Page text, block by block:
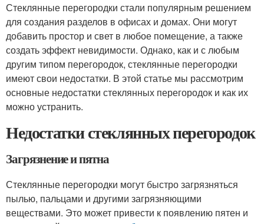
Стеклянные перегородки стали популярным решением
для создания разделов в офисах и домах. Они могут
добавить простор и свет в любое помещение, а также
создать эффект невидимости. Однако, как и с любым
другим типом перегородок, стеклянные перегородки
имеют свои недостатки. В этой статье мы рассмотрим
основные недостатки стеклянных перегородок и как их
можно устранить.
Недостатки стеклянных перегородок
Загрязнение и пятна
Стеклянные перегородки могут быстро загрязняться
пылью, пальцами и другими загрязняющими
веществами. Это может привести к появлению пятен и